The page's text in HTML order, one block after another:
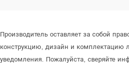
Производитель оставляет за собой
конструкцию, дизайн и комплектацию
уведомления. Пожалуйста, сверяйте